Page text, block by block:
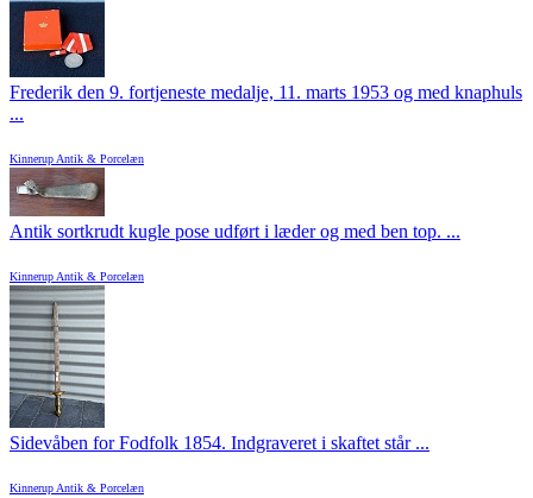
Frederik den 9. fortjeneste medalje, 11. marts 1953 og med knaphuls
...
Kinnerup Antik & Porcelæn
Antik sortkrudt kugle pose udført i læder og med ben top. ...
Kinnerup Antik & Porcelæn
Sidevåben for Fodfolk 1854. Indgraveret i skaftet står ...
Kinnerup Antik & Porcelæn